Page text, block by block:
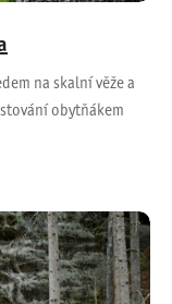
na skalní věže a
obytňákem